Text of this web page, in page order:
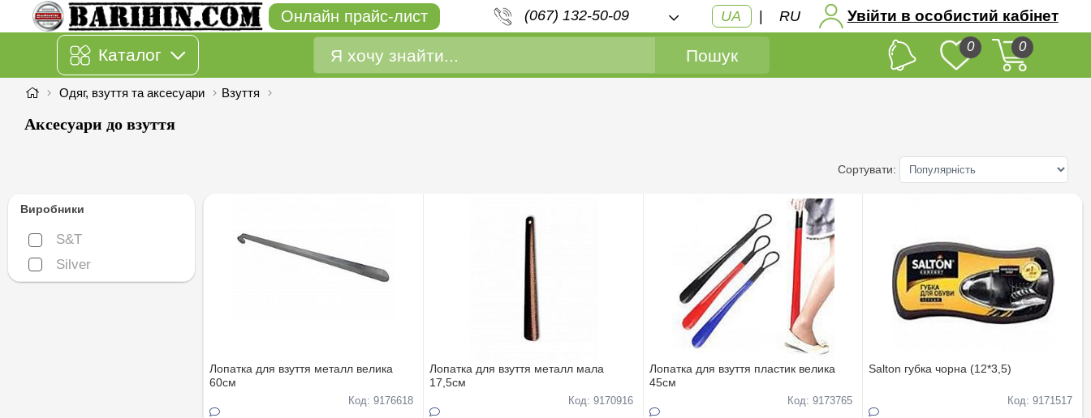
Онлайн прайс-лист (067) 132-50-09 UA | RU Увійти в особистий кабінет
Каталог Пошук 0 0
Одяг, взуття та аксесуари Взуття
Аксесуари до взуття
Сортувати:
Виробники
S&T
S&T
Silver
Silver
Лопатка для взуття металл велика
60см
Код: 9176618
Лопатка для взуття металл мала
17,5см
Код: 9170916
Лопатка для взуття пластик велика
45см
Код: 9173765
Salton губка чорна (12*3,5)
Код: 9171517